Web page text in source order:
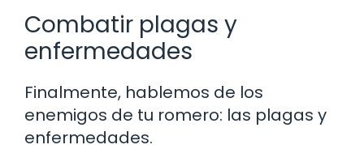
Combatir plagas y
enfermedades
Finalmente, hablemos de los
enemigos de tu romero: las plagas y
enfermedades.